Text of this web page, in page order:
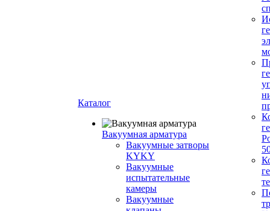
Каталог
Вакуумная арматура
Вакуумные затворы
KYKY
Вакуумные
испытательные
камеры
Вакуумные